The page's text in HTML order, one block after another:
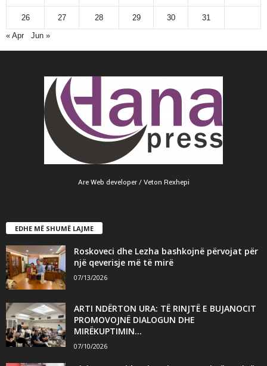
26 27 28 29 30
31
« Apr
Jun »
Are Web developer / Veton Rexhepi
EDHE MË SHUMË LAJME
Roskoveci dhe Lezha bashkojnë përvojat për
një qeverisje më të mirë
07/13/2026
ARTI NDËRTON URA: TË RINJTË E BUJANOCIT
PROMOVOJNË DIALOGUN DHE
MIRËKUPTIMIN...
07/10/2026